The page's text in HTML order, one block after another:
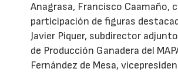
Anagrasa, Francisco Caamaño,
participación de figuras
Javier Piquer, subdirector
de Producción Ganadera del
Fernández de Mesa,